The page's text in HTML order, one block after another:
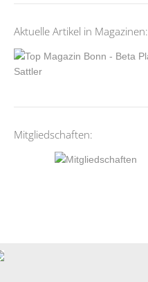
Aktuelle Artikel in Magazinen:
Mitgliedschaften: